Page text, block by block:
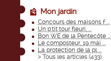
Mon jardin
Concours des maisons f ...
Un p'tit tour fleuri, ...
Bon WE de la Pentecôte ...
Le composteur, 19 mai ...
La protection de la pl ...
> Tous les articles (433)